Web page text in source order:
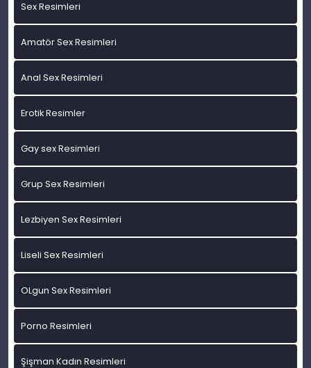
Sex Resimleri
Amatör Sex Resimleri
Anal Sex Resimleri
Erotik Resimler
Gay sex Resimleri
Grup Sex Resimleri
Lezbiyen Sex Resimleri
Liseli Sex Resimleri
OLgun Sex Resimleri
Porno Resimleri
Şişman Kadın Resimleri